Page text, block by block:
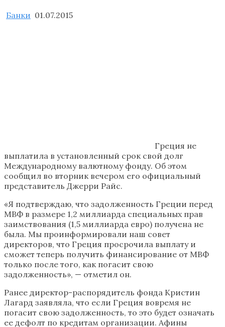
Банки 01.07.2015
Греция не
выплатила в установленный срок свой долг
Международному валютному фонду. Об этом
сообщил во вторник вечером его официальный
представитель Джерри Райс.
«Я подтверждаю, что задолженность Греции перед
МВФ в размере 1,2 миллиарда специальных прав
заимствования (1,5 миллиарда евро) получена не
была. Мы проинформировали наш совет
директоров, что Греция просрочила выплату и
сможет теперь получить финансирование от МВФ
только после того, как погасит свою
задолженность», — отметил он.
Ранее директор-распорядитель фонда Кристин
Лагард заявляла, что если Греция вовремя не
погасит свою задолженность, то это будет означать
ее дефолт по кредитам организации. Афины